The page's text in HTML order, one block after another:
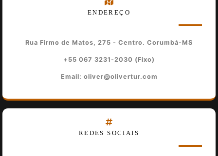
ENDEREÇO
Rua Firmo de Matos, 275 - Centro. Corumbá-MS
+55 067 3231-2030 (Fixo)
Email: oliver@olivertur.com
REDES SOCIAIS